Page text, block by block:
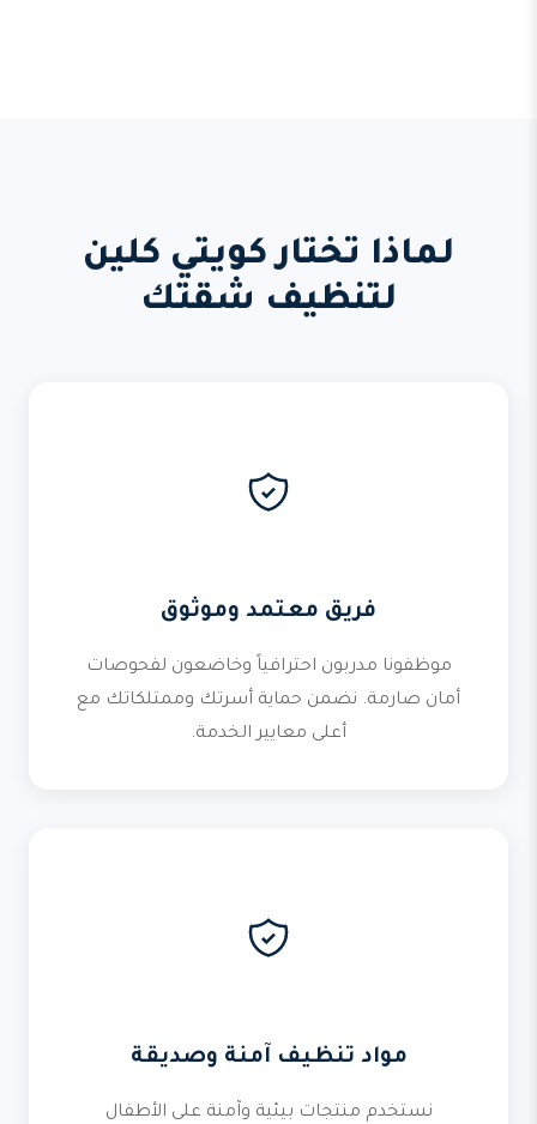
لماذا تختار كويتي كلين
لتنظيف شقتك
فريق معتمد وموثوق
موظفونا مدربون احترافياً وخاضعون لفحوصات
أمان صارمة. نضمن حماية أسرتك وممتلكاتك مع
أعلى معايير الخدمة.
مواد تنظيف آمنة وصديقة
نستخدم منتجات بيئية وآمنة على الأطفال